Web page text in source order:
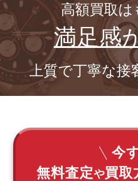
高額買取は
満足感
上質で丁寧な接
今
無料査定や買取